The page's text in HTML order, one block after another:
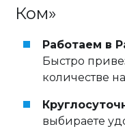
Ком»
Работаем в
Быстро
количестве
выбираете